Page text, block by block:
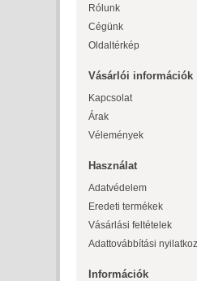
Rólunk
Cégünk
Oldaltérkép
Vásárlói információk
Kapcsolat
Árak
Vélemények
Használat
Adatvédelem
Eredeti termékek
Vásárlási feltételek
Adattovábbítási
Információk